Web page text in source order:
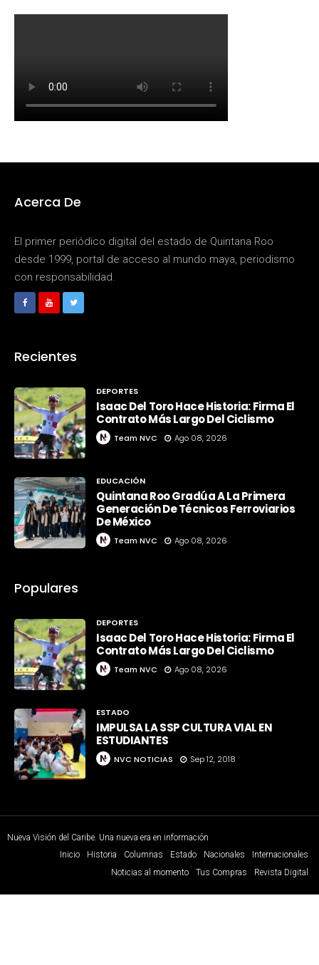
Acerca De
El primer periódico digital del estado de Quintana Roo
desde 1999, portal de acceso al mundo maya, periodismo
con responsabilidad.
Recientes
DEPORTES
Isaac Del Toro Hace Historia: Firma El
Contrato Más Largo Del Ciclismo
Team NVC Ago 08, 2026
EDUCACIÓN
Quintana Roo Gradúa A La Primera
Generación De Técnicos Ferroviarios
De México
Team NVC Ago 08, 2026
Populares
DEPORTES
Isaac Del Toro Hace Historia: Firma El
Contrato Más Largo Del Ciclismo
Team NVC Ago 08, 2026
ESTADO
IMPULSA LA SSP CULTURA VIAL EN
ESTUDIANTES
NVC NOTICIAS Sep 12, 2018
Nueva Visión del Caribe. Una nueva era en información
Inicio
Historia Columnas Estado Nacionales
Internacionales
Noticias al momento
Tus Compras Revista Digital